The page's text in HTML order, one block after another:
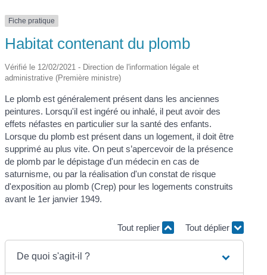
Fiche pratique
Habitat contenant du plomb
Vérifié le 12/02/2021 - Direction de l'information légale et
administrative (Première ministre)
Le plomb est généralement présent dans les anciennes
peintures. Lorsqu'il est ingéré ou inhalé, il peut avoir des
effets néfastes en particulier sur la santé des enfants.
Lorsque du plomb est présent dans un logement, il doit être
supprimé au plus vite. On peut s’apercevoir de la présence
de plomb par le dépistage d'un médecin en cas de
saturnisme, ou par la réalisation d'un constat de risque
d'exposition au plomb (Crep) pour les logements construits
avant le 1er janvier 1949.
Tout replier Tout déplier
De quoi s'agit-il ?